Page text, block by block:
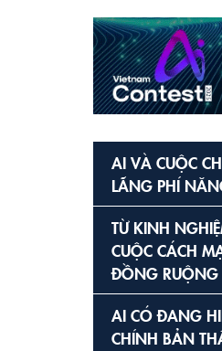
AI VÀ CUỘC
LÃNG PHÍ
TỪ KINH
CUỘC CÁCH
ĐỒNG RUỘNG
AI CÓ ĐANG
CHÍNH BẢN